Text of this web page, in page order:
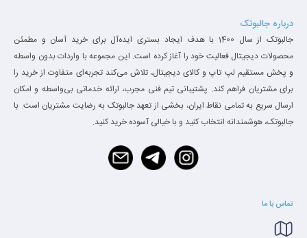
درباره جالبوتک
جالبوتک از سال 1400 با هدف ایجاد بستری ایده‌آل برای خرید آسان و مطمئن
محصولات دیجیتال فعالیت خود را آغاز کرده است. این مجموعه با واردات بدون واسطه
و پخش مستقیم لپ تاپ و کالای دیجیتال، تلاش می‌کند تجربه‌ای متفاوت از خرید را
برای مشتریان فراهم کند. پشتیبانی تیم فنی مجرب، ارائه خدماتی بی‌واسطه و امکان
ارسال سریع به تمامی نقاط ایران، بخشی از تعهد جالبوتک به رضایت مشتریان است. با
جالبوتک، هوشمندانه انتخاب کنید و با خیالی آسوده خرید کنید.
تماس با ما